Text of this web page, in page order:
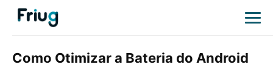
Como Otimizar a Bateria do Android